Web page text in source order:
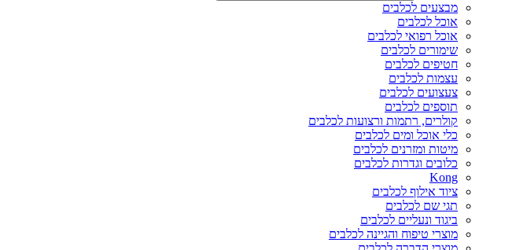
מבצעים לכלבים
אוכל לכלבים
אוכל רפואי לכלבים
שימורים לכלבים
חטיפים לכלבים
עצמות לכלבים
צעצועים לכלבים
תוספים לכלבים
קולרים, רתמות ורצועות לכלבים
כלי אוכל ומים לכלבים
מיטות ומזרנים לכלבים
כלובים וגדרות לכלבים
Kong
ציוד אילוף לכלבים
תגי שם לכלבים
ביגוד ונעליים לכלבים
מוצרי טיפוח והגיינה לכלבים